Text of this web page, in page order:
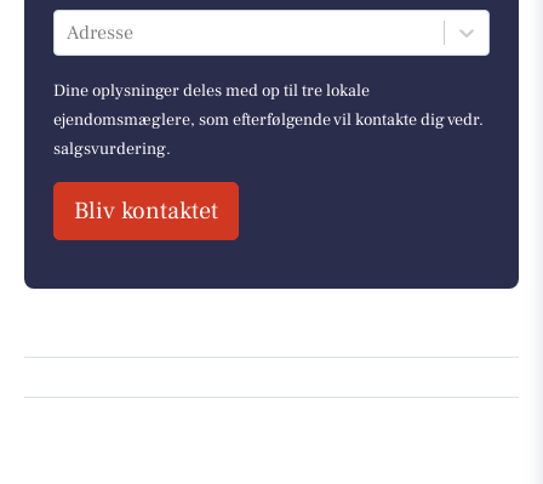
Adresse
Dine oplysninger deles med op til tre lokale
ejendomsmæglere, som efterfølgende vil kontakte dig vedr.
salgsvurdering.
Bliv kontaktet